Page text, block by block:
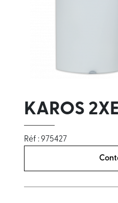
KAROS
Réf : 975427